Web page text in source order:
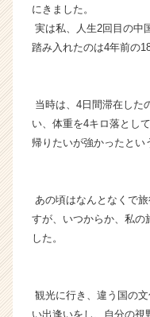
ト
ア
リ
ア
（C
r
C
にきました。
実は私、人生2回目の中
踏み入れたのは4年前の
当時は、4日間滞在した
い、体重を4キロ落とし
帰りたいが強かったとい
あの頃はなんとなくで
すが、いつからか、私の
した。
観光に行き、違う国の
い出逢いをし、自分の視